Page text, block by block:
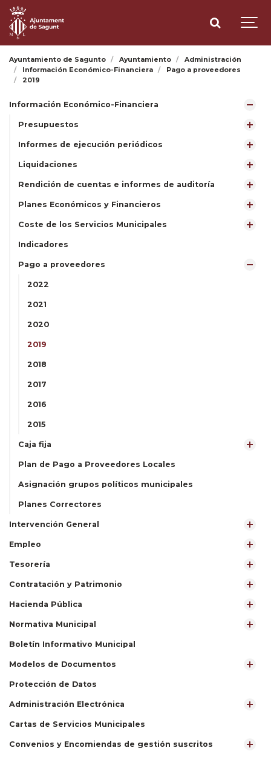
Ayuntamiento de Sagunto Ayuntamiento
Administración
Información Económico-Financiera
Pago a proveedores
2019
Información Económico-Financiera
Presupuestos
Informes de ejecución periódicos
Liquidaciones
Rendición de cuentas e informes de auditoría
Planes Económicos y Financieros
Coste de los Servicios Municipales
Indicadores
Pago a proveedores
2022
2021
2020
2019
2018
2017
2016
2015
Caja fija
Plan de Pago a Proveedores Locales
Asignación grupos políticos municipales
Planes Correctores
Intervención General
Empleo
Tesorería
Contratación y Patrimonio
Hacienda Pública
Normativa Municipal
Boletín Informativo Municipal
Modelos de Documentos
Protección de Datos
Administración Electrónica
Cartas de Servicios Municipales
Convenios y Encomiendas de gestión suscritos